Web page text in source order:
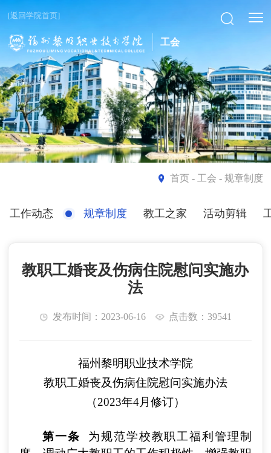
[返回学院首页]
工会
首页- 工会 - 规章制度
工作动态 规章制度 教工之家 活动剪辑
教职工婚丧及伤病住院慰问实施办
法
发布时间：2023-06-16 点击数：39541
福州黎明职业技术学院
教职工婚丧及伤病住院慰问实施办法
（2023年4月修订）
第一条 为规范学校教职工福利管理制